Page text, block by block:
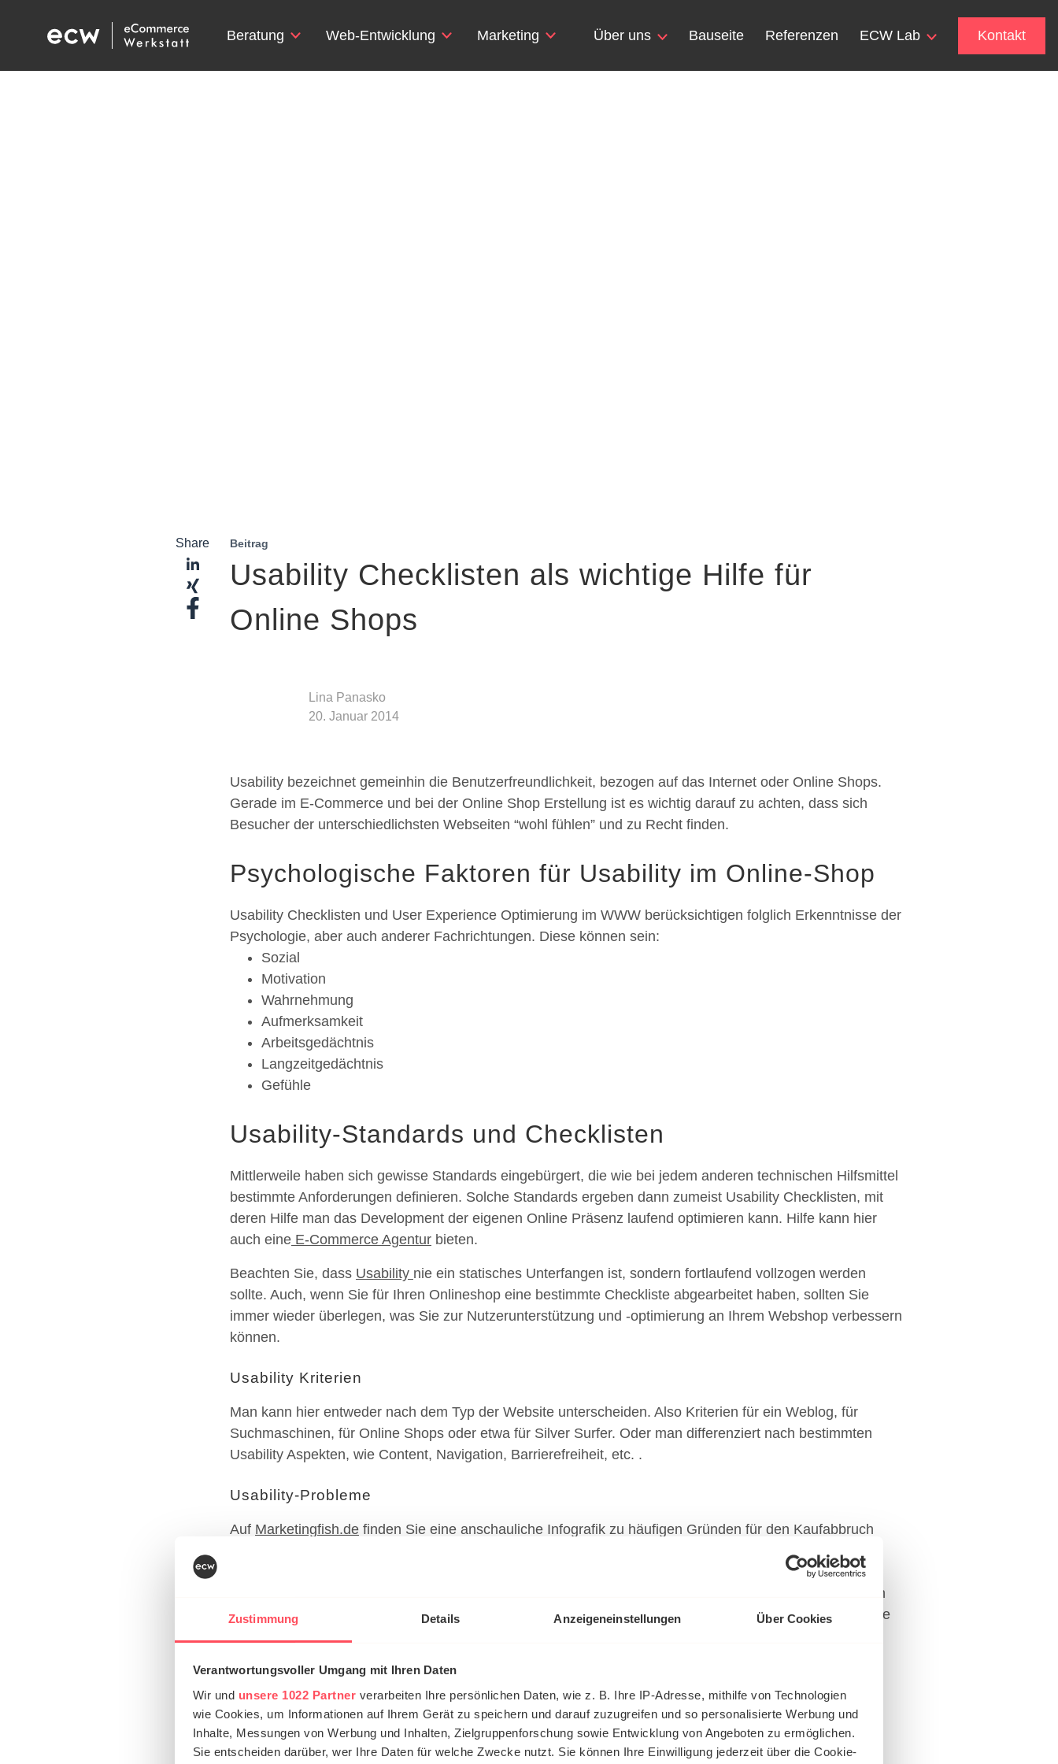
Zustimmung Details Anzeigeneinstellungen Über Cookies
Verantwortungsvoller Umgang mit Ihren Daten
Wir und unsere 1022 Partner verarbeiten Ihre persönlichen Daten, wie z. B. Ihre IP-Adresse, mithilfe von Technologien
wie Cookies, um Informationen auf Ihrem Gerät zu speichern und darauf zuzugreifen und so personalisierte Werbung und
Inhalte, Messungen von Werbung und Inhalten, Zielgruppenforschung sowie Entwicklung von Angeboten zu ermöglichen.
Sie entscheiden darüber, wer Ihre Daten für welche Zwecke nutzt. Sie können Ihre Einwilligung jederzeit über die Cookie-
Beratung Web-Entwicklung Marketing Über uns Bauseite Referenzen ECW Lab Kontakt
Share Beitrag
Usability Checklisten als wichtige Hilfe für
Online Shops
Lina Panasko
20. Januar 2014
Usability bezeichnet gemeinhin die Benutzerfreundlichkeit, bezogen auf das Internet oder Online Shops.
Gerade im E-Commerce und bei der Online Shop Erstellung ist es wichtig darauf zu achten, dass sich
Besucher der unterschiedlichsten Webseiten “wohl fühlen” und zu Recht finden.
Psychologische Faktoren für Usability im Online-Shop
Usability Checklisten und User Experience Optimierung im WWW berücksichtigen folglich Erkenntnisse der
Psychologie, aber auch anderer Fachrichtungen. Diese können sein:
Sozial
Motivation
Wahrnehmung
Aufmerksamkeit
Arbeitsgedächtnis
Langzeitgedächtnis
Gefühle
Usability-Standards und Checklisten
Mittlerweile haben sich gewisse Standards eingebürgert, die wie bei jedem anderen technischen Hilfsmittel
bestimmte Anforderungen definieren. Solche Standards ergeben dann zumeist Usability Checklisten, mit
deren Hilfe man das Development der eigenen Online Präsenz laufend optimieren kann. Hilfe kann hier
auch eine E-Commerce Agentur bieten.
Beachten Sie, dass Usability nie ein statisches Unterfangen ist, sondern fortlaufend vollzogen werden
sollte. Auch, wenn Sie für Ihren Onlineshop eine bestimmte Checkliste abgearbeitet haben, sollten Sie
immer wieder überlegen, was Sie zur Nutzerunterstützung und -optimierung an Ihrem Webshop verbessern
können.
Usability Kriterien
Man kann hier entweder nach dem Typ der Website unterscheiden. Also Kriterien für ein Weblog, für
Suchmaschinen, für Online Shops oder etwa für Silver Surfer. Oder man differenziert nach bestimmten
Usability Aspekten, wie Content, Navigation, Barrierefreiheit, etc. .
Usability-Probleme
Auf Marketingfish.de finden Sie eine anschauliche Infografik zu häufigen Gründen für den Kaufabbruch
Versteckte Gebühren: 42 % lassen ihren Einkauf „liegen“, wenn sie versteckte Gebühren entdecken
Registrierung 29 % der potenziellen Käufer brechen ab, weil eine Registrierung zum Kauf nötig wäre
Sie sehen anhand der Liste, dass 3 der 4 eine Frage der Usability sind, die Sie als Shopbetreiber leicht
abstellen, bzw. angehen können. Indem Sie z.B. auf klare Formulierungen achten oder Ihren Checkout
Prozess überarbeiten.
Usability-Probleme laut FH Hamburg